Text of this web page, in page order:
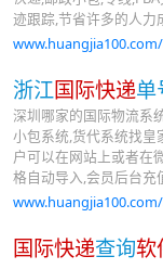
迹跟踪,节省许多的人力
浙江国际快递单
深圳哪家的国际物流系
小包系统,货代系统找皇
户可以在网站上或者在
格自动导入,会员后台充
国际快递查询软